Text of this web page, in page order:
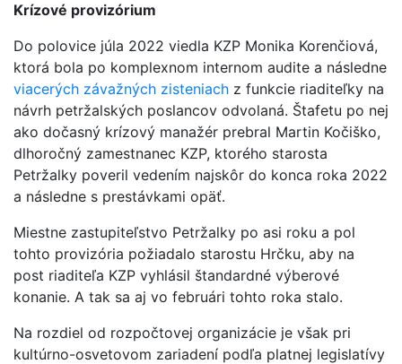
Krízové provizórium
Do polovice júla 2022 viedla KZP Monika Korenčiová,
ktorá bola po komplexnom internom audite a následne
viacerých závažných zisteniach z funkcie riaditeľky na
návrh petržalských poslancov odvolaná. Štafetu po nej
ako dočasný krízový manažér prebral Martin Kočiško,
dlhoročný zamestnanec KZP, ktorého starosta
Petržalky poveril vedením najskôr do konca roka 2022
a následne s prestávkami opäť.
Miestne zastupiteľstvo Petržalky po asi roku a pol
tohto provizória požiadalo starostu Hrčku, aby na
post riaditeľa KZP vyhlásil štandardné výberové
konanie. A tak sa aj vo februári tohto roka stalo.
Na rozdiel od rozpočtovej organizácie je však pri
kultúrno-osvetovom zariadení podľa platnej legislatívy